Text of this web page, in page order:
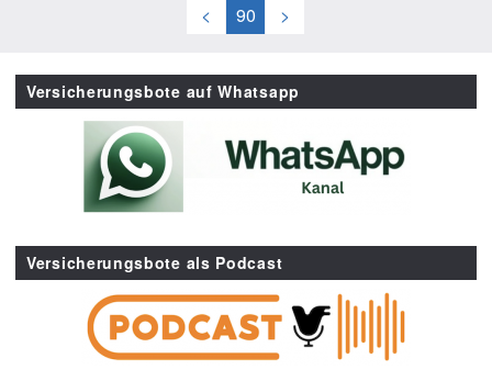
< 90 >
Versicherungsbote auf Whatsapp
Versicherungsbote als Podcast